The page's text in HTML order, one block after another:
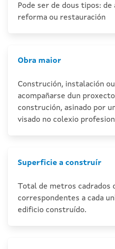
Pode ser de dous tipos: de
reforma ou restauración
Obra maior
Construción, instalación
acompañarse dun
construción, asinado por
visado no colexio
Superficie a construír
Total de metros cadrados
correspondentes a cada
edificio construído.